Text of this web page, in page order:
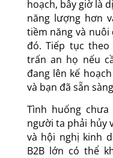
Nếu bạn có một
hoạch, bây giờ là
năng lượng hơn
tiềm năng và
đó. Tiếp tục
trấn an họ nếu
đang lên kế
và bạn đã sẵn
Tình huống
người ta phải hủy
và hội nghị kinh